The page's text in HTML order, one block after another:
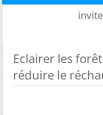
Eclairer les
réduire le